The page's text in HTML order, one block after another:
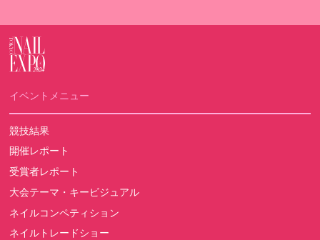
イベントメニュー
競技結果
開催レポート
受賞者レポート
大会テーマ・キービジュアル
ネイルコンペティション
ネイルトレードショー